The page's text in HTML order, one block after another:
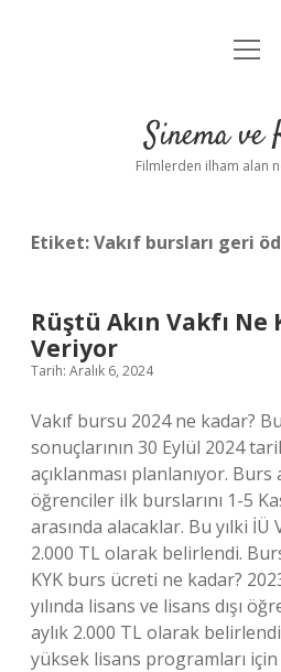
Gizlilik
Yasal
Sinema ve
Filmlerden ilham alan
Etiket:Vakıf bursları geri
Rüştü Akın Vakfı Ne
Veriyor
Tarih: Aralık 6, 2024
Vakıf bursu 2024 ne kadar?
sonuçlarının 30 Eylül 2024
açıklanması planlanıyor.
öğrenciler ilk burslarını 1-5
arasında alacaklar. Bu yılki İÜ
2.000 TL olarak belirlendi.
KYK burs ücreti ne kadar?
yılında lisans ve lisans dışı
aylık 2.000 TL olarak
yüksek lisans programları